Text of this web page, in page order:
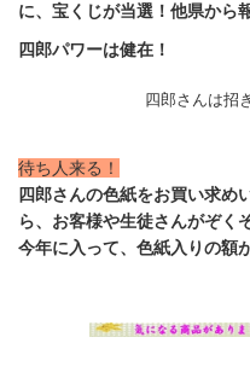
に、宝くじが当選！ 他県から
四郎パワーは健在！
四郎さんは招
待ち人来る！
四郎さんの色紙をお買い求め
ら、お客様や生徒さんがぞく
今年に入って、色紙入りの額